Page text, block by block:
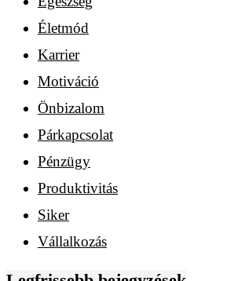
Életmód
Karrier
Motiváció
Önbizalom
Párkapcsolat
Pénzügy
Produktivitás
Siker
Vállalkozás